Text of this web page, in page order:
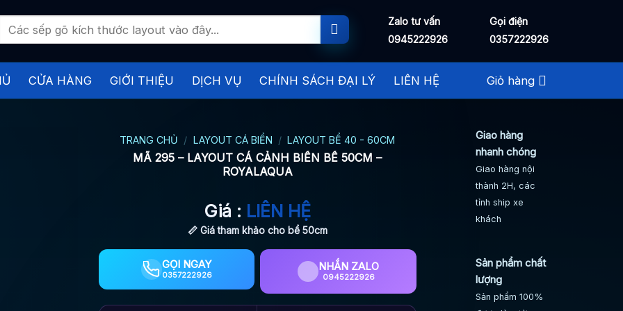
Zalo tư vấn
0945222926
Gọi điện
0357222926
CỬA HÀNG GIỚI THIỆU DỊCH VỤ CHÍNH SÁCH ĐẠI LÝ LIÊN HỆ Giỏ hàng
TRANG CHỦ / LAYOUT CÁ BIỂN / LAYOUT BỂ 40 - 60CM
MÃ 295 – LAYOUT CÁ CẢNH BIỂN BỂ 50CM –
ROYALAQUA
Giá : LIÊN HỆ
📏 Giá tham khảo cho bể 50cm
GỌI NGAY
0357222926
NHẮN ZALO
0945222926
Giao hàng
nhanh chóng
Giao hàng nội
thành 2H, các
tỉnh ship xe
khách
Sản phẩm chất
lượng
Sản phẩm 100%